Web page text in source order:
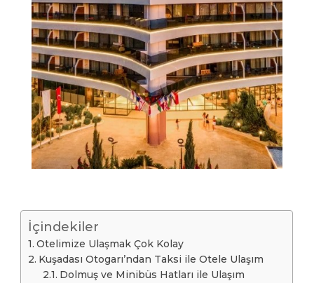
İçindekiler
Otelimize Ulaşmak Çok Kolay
Kuşadası Otogarı’ndan Taksi ile Otele Ulaşım
Dolmuş ve Minibüs Hatları ile Ulaşım